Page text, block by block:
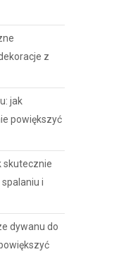
z
jak
powiększyć
skutecznie
i
dywanu do